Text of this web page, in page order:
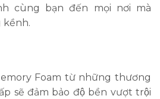
cùng bạn đến mọi nơi mà
kềnh.
Foam từ những thương
sẽ đảm bảo độ bền vượt trội